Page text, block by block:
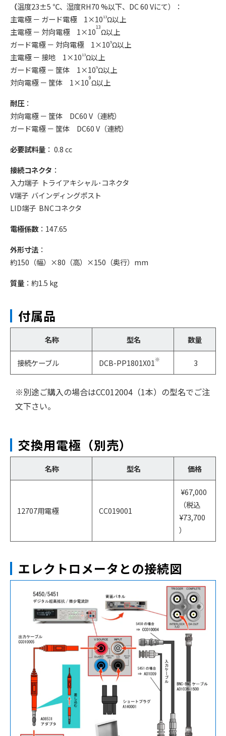
（温度23±5 ℃、湿度RH70 %以下、DC 60 Vにて）：
主電極 － ガード電極 1×1013Ω以上
主電極 － 対向電極 1×1013Ω以上
ガード電極 － 対向電極 1×109Ω以上
主電極 － 接地 1×1013Ω以上
ガード電極 － 筐体 1×109Ω以上
対向電極 － 筐体 1×109Ω以上
耐圧 ：
対向電極 － 筐体 DC60 V（連続）
ガード電極 － 筐体 DC60 V（連続）
必要試料量 ： 0.8 cc
接続コネクタ ：
入力端子 トライアキシャル･コネクタ
V端子 バインディングポスト
LID端子 BNCコネクタ
電極係数：147.65
外形寸法 ：
約150（幅）×80（高）×150（奥行）mm
質量 ：約1.5 kg
付属品
名称 型名 数量
接続ケーブル DCB-PP1801X01※ 3
※別途ご購入の場合はCC012004（1本）の型名でご注
文下さい。
交換用電極（別売）
名称 型名 価格
12707用電極 CC019001
¥67,000
（税込
¥73,700
）
エレクトロメータとの接続図